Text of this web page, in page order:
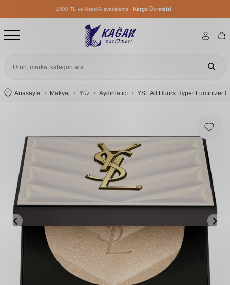
1500 TL ve Üzeri Alışverişlerde Kargo Ücretsiz!
1500 TL ve Üzeri Alışverişlerde
1500 TL ve Üzeri Alışverişlerde
Anasayfa Makyaj Yüz Aydınlatıcı YSL All Hours Hyper Luminizer